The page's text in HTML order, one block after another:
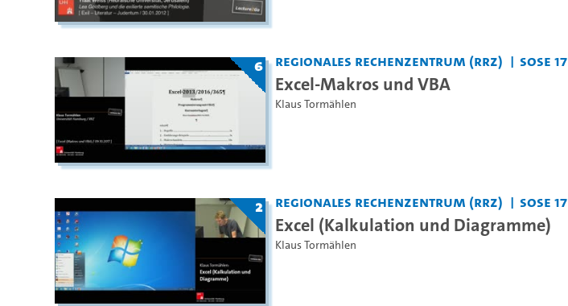
6 Regionales Rechenzentrum (RRZ) SoSe 17
Excel-Makros und VBA
Klaus Tormählen
2 Regionales Rechenzentrum (RRZ) SoSe 17
Excel (Kalkulation und Diagramme)
Klaus Tormählen